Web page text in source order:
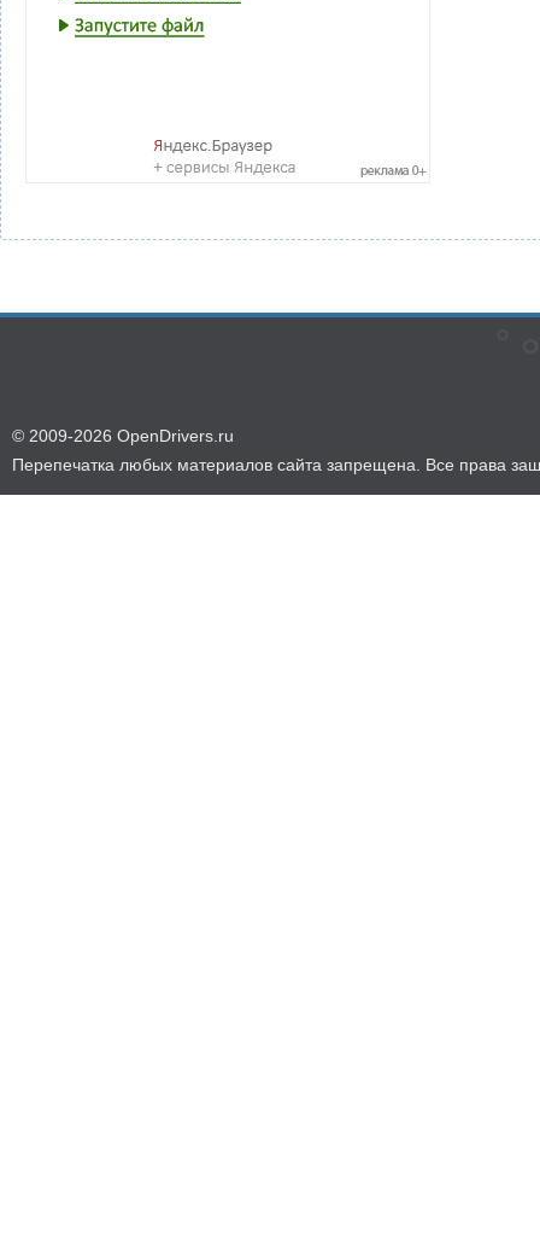
© 2009-2026 OpenDrivers.ru
Перепечатка любых материалов сайта запрещена. Все права